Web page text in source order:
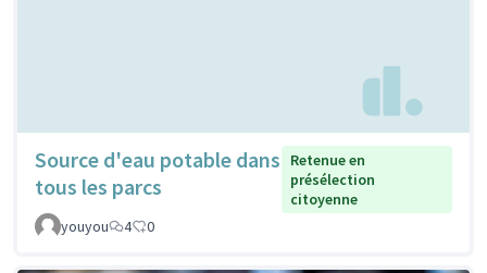
Source d'eau potable dans
tous les parcs
Retenue en
présélection
citoyenne
youyou
4 0